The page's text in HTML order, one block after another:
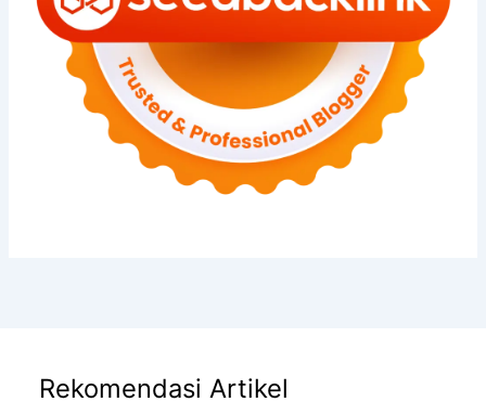
Rekomendasi Artikel